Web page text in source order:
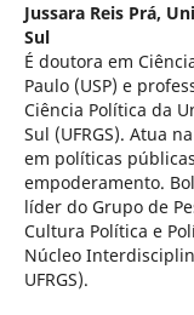
Jussara Reis Prá,
Sul
É doutora em
Paulo (USP) e
Ciência Política da
Sul (UFRGS). Atua
em políticas
empoderamento.
líder do Grupo de
Cultura Política e
Núcleo
UFRGS).